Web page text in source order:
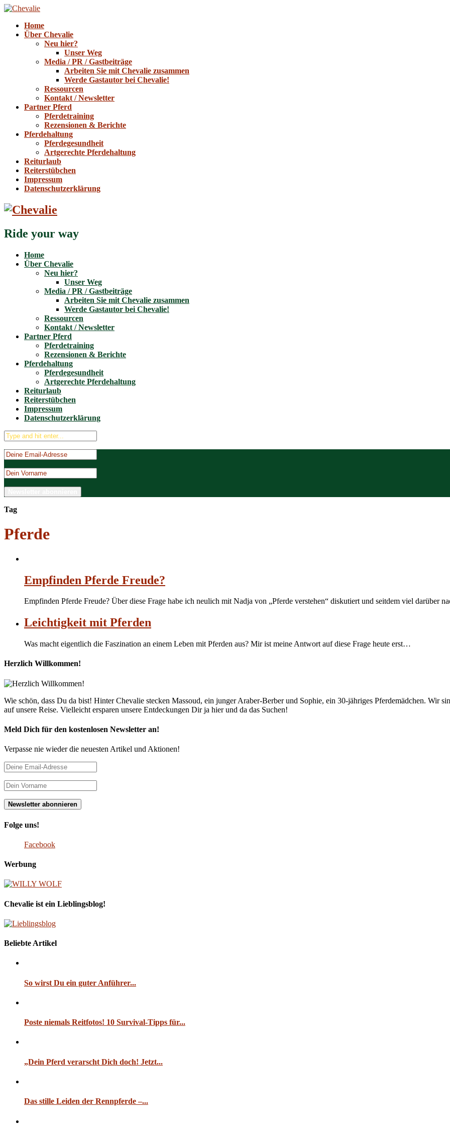
Home
Über Chevalie
Neu hier?
Unser Weg
Media / PR / Gastbeiträge
Arbeiten Sie mit Chevalie zusammen
Werde Gastautor bei Chevalie!
Ressourcen
Kontakt / Newsletter
Partner Pferd
Pferdetraining
Rezensionen & Berichte
Pferdehaltung
Pferdegesundheit
Artgerechte Pferdehaltung
Reiturlaub
Reiterstübchen
Impressum
Datenschutzerklärung
Ride your way
Home
Über Chevalie
Neu hier?
Unser Weg
Media / PR / Gastbeiträge
Arbeiten Sie mit Chevalie zusammen
Werde Gastautor bei Chevalie!
Ressourcen
Kontakt / Newsletter
Partner Pferd
Pferdetraining
Rezensionen & Berichte
Pferdehaltung
Pferdegesundheit
Artgerechte Pferdehaltung
Reiturlaub
Reiterstübchen
Impressum
Datenschutzerklärung
Tag
Pferde
Empfinden Pferde Freude?
Empfinden Pferde Freude? Über diese Frage habe ich neulich mit Nadja von „Pferde verstehen“ diskutiert und seitdem viel darüber
Leichtigkeit mit Pferden
Was macht eigentlich die Faszination an einem Leben mit Pferden aus? Mir ist meine Antwort auf diese Frage heute erst…
Herzlich Willkommen!
Wie schön, dass Du da bist! Hinter Chevalie stecken Massoud, ein junger Araber-Berber und Sophie, ein 30-jähriges Pferdemädchen. Wir
auf unsere Reise. Vielleicht ersparen unsere Entdeckungen Dir ja hier und da das Suchen!
Meld Dich für den kostenlosen Newsletter an!
Verpasse nie wieder die neuesten Artikel und Aktionen!
Folge uns!
Facebook
Werbung
Chevalie ist ein Lieblingsblog!
Beliebte Artikel
So wirst Du ein guter Anführer...
Poste niemals Reitfotos! 10 Survival-Tipps für...
„Dein Pferd verarscht Dich doch! Jetzt...
Das stille Leiden der Rennpferde –...